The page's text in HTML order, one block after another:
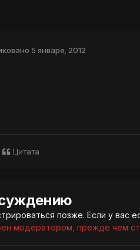
5 января, 2012
Цитата
позже. Если у вас
модератором, прежде чем